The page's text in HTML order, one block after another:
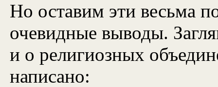
Но оставим эти весьма
очевидные выводы.
и о религиозных
написано: